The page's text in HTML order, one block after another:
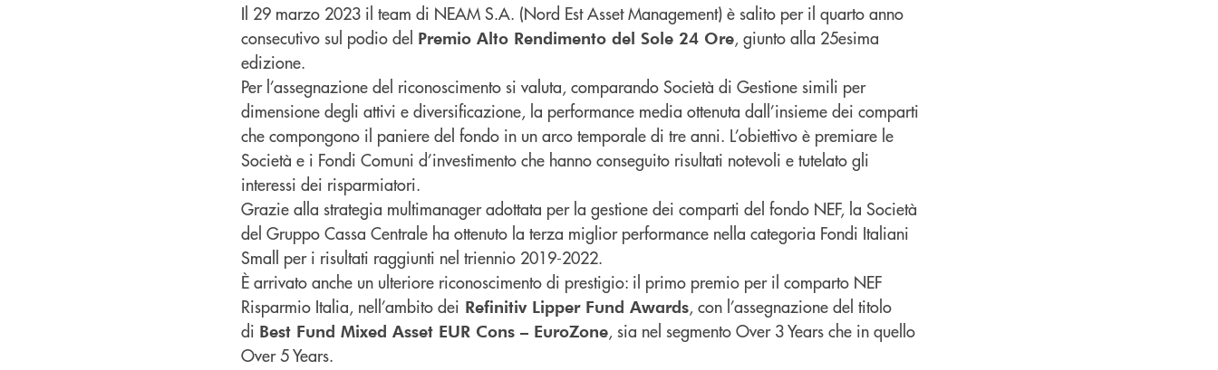
Il 29 marzo 2023 il team di NEAM S.A. (Nord Est Asset Management) è salito per il quarto anno
consecutivo sul podio del Premio Alto Rendimento del Sole 24 Ore, giunto alla 25esima
edizione.
Per l’assegnazione del riconoscimento si valuta, comparando Società di Gestione simili per
dimensione degli attivi e diversificazione, la performance media ottenuta dall’insieme dei comparti
che compongono il paniere del fondo in un arco temporale di tre anni. L’obiettivo è premiare le
Società e i Fondi Comuni d’investimento che hanno conseguito risultati notevoli e tutelato gli
interessi dei risparmiatori.
Grazie alla strategia multimanager adottata per la gestione dei comparti del fondo NEF, la Società
del Gruppo Cassa Centrale ha ottenuto la terza miglior performance nella categoria Fondi Italiani
Small per i risultati raggiunti nel triennio 2019-2022.
È arrivato anche un ulteriore riconoscimento di prestigio: il primo premio per il comparto NEF
Risparmio Italia, nell’ambito dei Refinitiv Lipper Fund Awards, con l’assegnazione del titolo
di Best Fund Mixed Asset EUR Cons – EuroZone, sia nel segmento Over 3 Years che in quello
Over 5 Years.